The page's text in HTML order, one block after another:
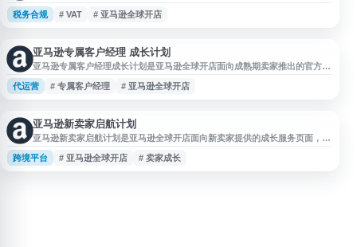
规解决方案平台。该服务专注于帮助中国卖家应对欧洲市场的增值税（VAT）
申报与管理需求，提供特惠税务服务方案、增值税注册指导、申报流程支持等
税网络培训课程，涵
税务合规 # VAT # 亚马逊全球开店
亚马逊专属客户经理 成长计划
亚马逊专属客户经理成长计划是亚马逊全球开店面向成熟期卖家推出的官方卖
家成长服务，提供1对1专属顾问支持，围绕数据分析、选品优化、品牌建设、
广告投放、促销运营、合规管理及业务拓展等模块，帮助卖家提升运营效率，
代运营 # 专属客户经理 # 亚马逊全球开店
亚马逊新卖家启航计划
亚马逊新卖家启航计划是亚马逊全球开店面向新卖家提供的成长服务页面，聚
焦跨境电商入门、店铺运营基础和卖家成长支持。该服务通过专业洞察、系统
化行动方案和阶段性运营指导，帮助卖家了解亚马逊开店流程、提升运营能
跨境平台 # 亚马逊全球开店 # 卖家成长